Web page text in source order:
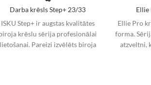
Darba krēsls Step+ 23/33
ISKU Step+ ir augstas kvalitātes
krēslu sērija profesionālai
lietošanai. Pareizi izvēlēts biroja
Ellie
Ellie Pro
forma.
atzveltni,